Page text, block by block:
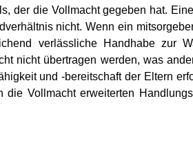
der die Vollmacht gegeben hat.
nicht. Wenn ein
verlässliche Handhabe zur
nicht übertragen werden, was
und -bereitschaft der Eltern
die Vollmacht erweiterten